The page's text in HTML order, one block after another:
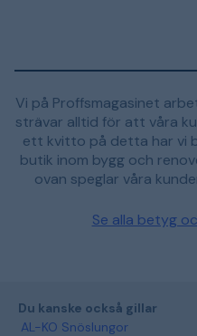
Vi på Proffsmagasinet
strävar alltid för att våra
ett kvitto på detta har vi
butik inom bygg och
ovan speglar våra
Se alla betyg
Du kanske också gillar
AL-KO Snöslungor